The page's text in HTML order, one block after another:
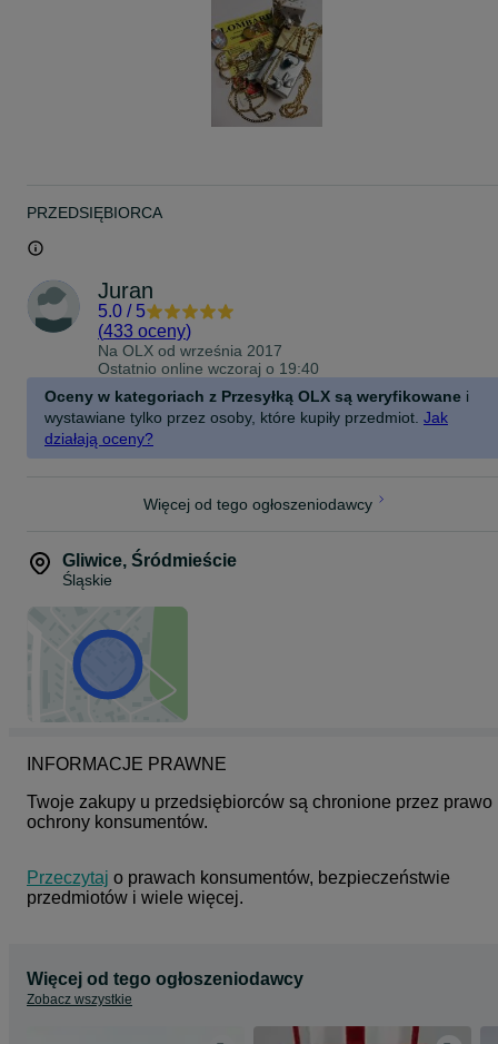
PRZEDSIĘBIORCA
Juran
5.0 / 5
(433 oceny)
Na OLX od września 2017
Ostatnio online wczoraj o 19:40
Oceny w kategoriach z Przesyłką OLX są weryfikowane i
wystawiane tylko przez osoby, które kupiły przedmiot. Jak
działają oceny?
Więcej od tego ogłoszeniodawcy
Gliwice, Śródmieście
Śląskie
INFORMACJE PRAWNE
Twoje zakupy u przedsiębiorców są chronione przez prawo
ochrony konsumentów.
Przeczytaj o prawach konsumentów, bezpieczeństwie
przedmiotów i wiele więcej.
Więcej od tego ogłoszeniodawcy
Zobacz wszystkie